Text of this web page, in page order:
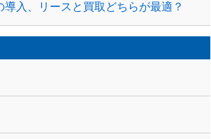
入、リースと買取どちらが最適？